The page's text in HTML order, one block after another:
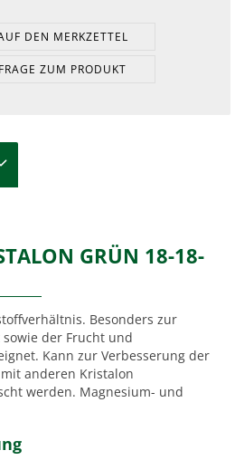
DEN MERKZETTEL
FRAGE ZUM PRODUKT
GRÜN 18-18-
Besonders zur
der Frucht und
Kann zur Verbesserung der
anderen Kristalon
werden. Magnesium- und